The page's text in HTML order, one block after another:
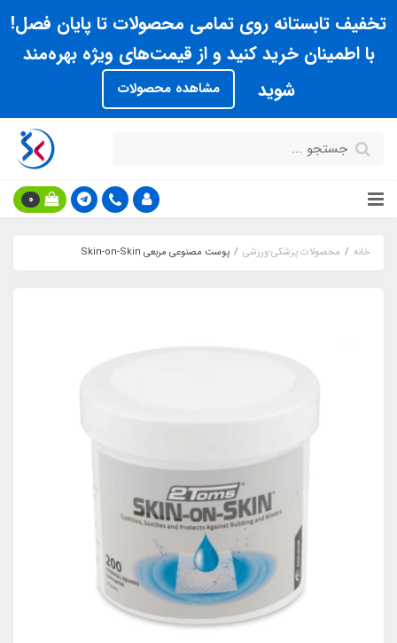
تخفیف تابستانه روی تمامی محصولات تا پایان فصل!
با اطمینان خرید کنید و از قیمت‌های ویژه بهره‌مند
شوید
مشاهده محصولات
0
خانه محصولات پزشکی-ورزشی پوست مصنوعي مربعي Skin-on-Skin